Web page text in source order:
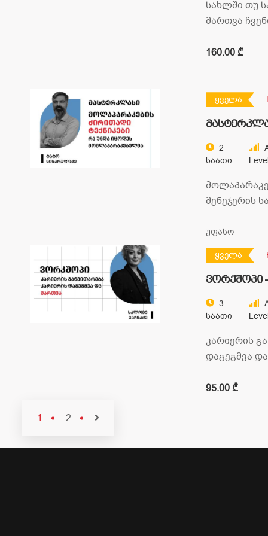
სახლში თუ
მართვა
გამოგვდის,
160.00 ₾
ყველა
2
Საათი
მენეჯერის
მიხედვით
უფასო
ყველა
ვორქშოპი
დაგეგმვა
3
Საათი
კარიერის
დაგეგმვა
ცვალებად
95.00 ₾
1 2